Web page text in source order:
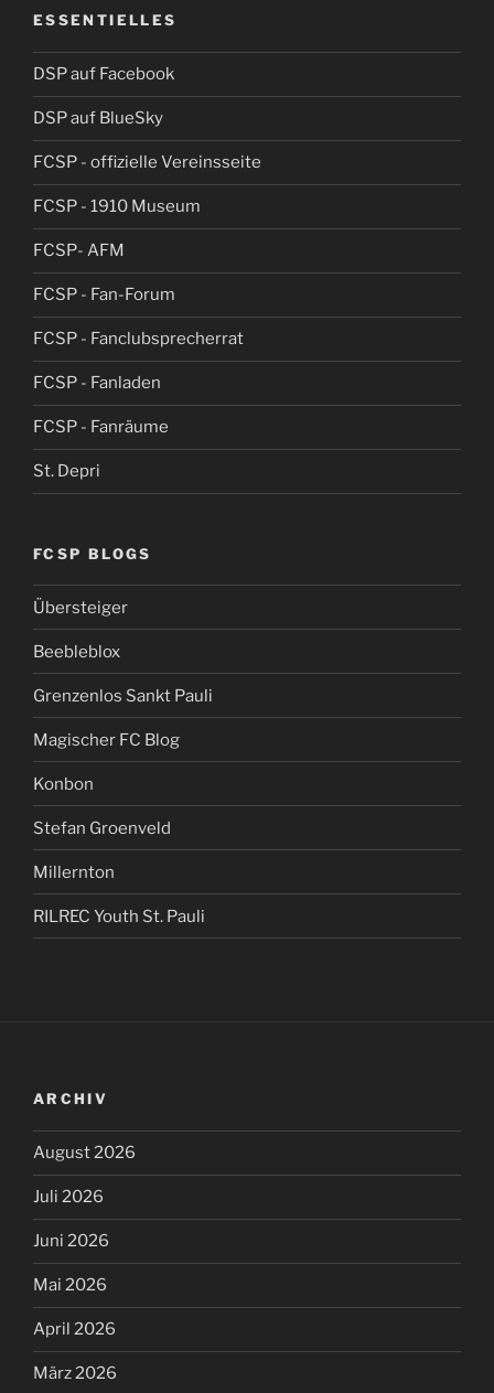
ESSENTIELLES
DSP auf Facebook
DSP auf BlueSky
FCSP - offizielle Vereinsseite
FCSP - 1910 Museum
FCSP- AFM
FCSP - Fan-Forum
FCSP - Fanclubsprecherrat
FCSP - Fanladen
FCSP - Fanräume
St. Depri
FCSP BLOGS
Übersteiger
Beebleblox
Grenzenlos Sankt Pauli
Magischer FC Blog
Konbon
Stefan Groenveld
Millernton
RILREC Youth St. Pauli
ARCHIV
August 2026
Juli 2026
Juni 2026
Mai 2026
April 2026
März 2026